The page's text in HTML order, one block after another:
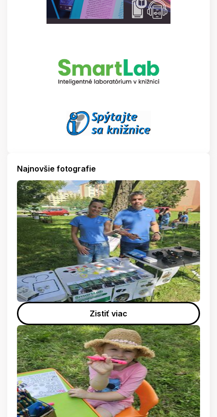
Najnovšie fotografie
Zistiť viac